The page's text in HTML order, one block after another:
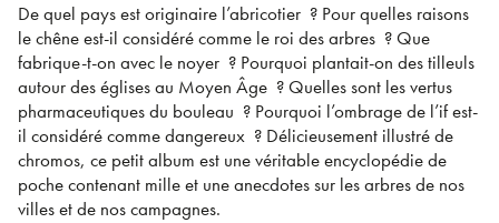
De quel pays est originaire l’abricotier ? Pour quelles raisons
le chêne est-il considéré comme le roi des arbres ? Que
fabrique-t-on avec le noyer ? Pourquoi plantait-on des tilleuls
autour des églises au Moyen Âge ? Quelles sont les vertus
pharmaceutiques du bouleau ? Pourquoi l’ombrage de l’if est-
il considéré comme dangereux ? Délicieusement illustré de
chromos, ce petit album est une véritable encyclopédie de
poche contenant mille et une anecdotes sur les arbres de nos
villes et de nos campagnes.